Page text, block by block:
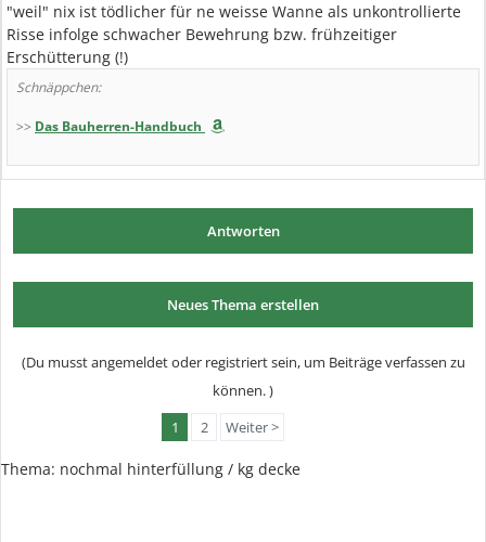
"weil" nix ist tödlicher für ne weisse Wanne als unkontrollierte
Risse infolge schwacher Bewehrung bzw. frühzeitiger
Erschütterung (!)
Schnäppchen:
>> Das Bauherren-Handbuch
Antworten
Neues Thema erstellen
(Du musst angemeldet oder registriert sein, um Beiträge verfassen zu
können. )
1
2 Weiter >
Thema: nochmal hinterfüllung / kg decke